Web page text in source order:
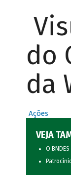
do
da
Ações
VEJA
O